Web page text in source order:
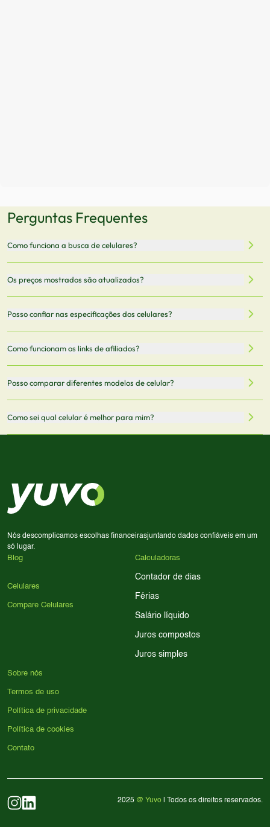
Perguntas Frequentes
Como funciona a busca de celulares?
armazenamento, memória RAM, bateria e conectividade
5G.
Os preços mostrados são atualizados?
vendedor antes de finalizar sua compra.
Posso confiar nas especificações dos celulares?
informações mais recentes de cada modelo.
Como funcionam os links de afiliados?
comissão sem custo adicional para você.
Posso comparar diferentes modelos de celular?
Sim! Você pode selecionar até 3 celulares para comparar
Como sei qual celular é melhor para mim?
processador e bateria são essenciais. Use nossos filtros
para encontrar o celular ideal.
Nós descomplicamos escolhas financeirasjuntando dados confiáveis em um
só lugar.
Blog
Celulares
Compare Celulares
Calculadoras
Contador de dias
Férias
Salário líquido
Juros compostos
Juros simples
Sobre nós
Termos de uso
Política de privacidade
Política de cookies
Contato
2025 @ Yuvo | Todos os direitos reservados.